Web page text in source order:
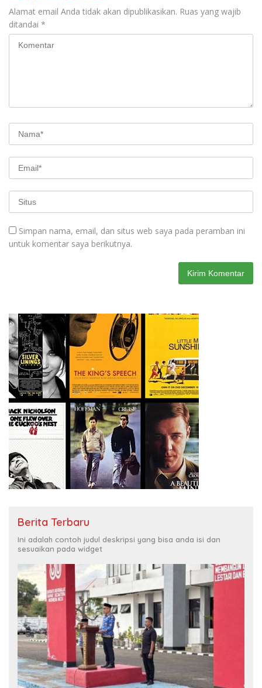
Alamat email Anda tidak akan dipublikasikan. Ruas yang wajib
ditandai *
Simpan nama, email, dan situs web saya pada peramban ini
untuk komentar saya berikutnya.
Berita Terbaru
Ini adalah contoh judul deskripsi yang bisa anda isi dan
sesuaikan pada widget